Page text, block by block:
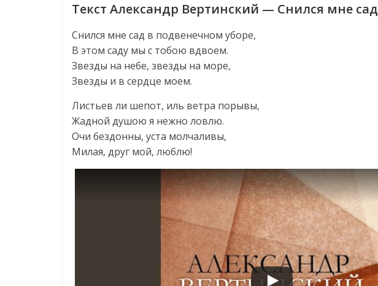
Текст Александр Вертинский — Снился мне сад
Снился мне сад в подвенечном уборе,
В этом саду мы с тобою вдвоем.
Звезды на небе, звезды на море,
Звезды и в сердце моем.
Листьев ли шепот, иль ветра порывы,
Жадной душою я нежно ловлю.
Очи бездонны, уста молчаливы,
Милая, друг мой, люблю!